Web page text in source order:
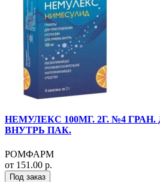
НЕМУЛЕКС 100МГ. 2Г. №4
ВНУТРЬ ПАК.
РОМФАРМ
от 151.00 р.
Под заказ